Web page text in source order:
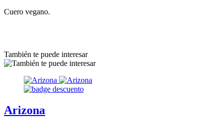
Cuero vegano.
También te puede interesar
Arizona